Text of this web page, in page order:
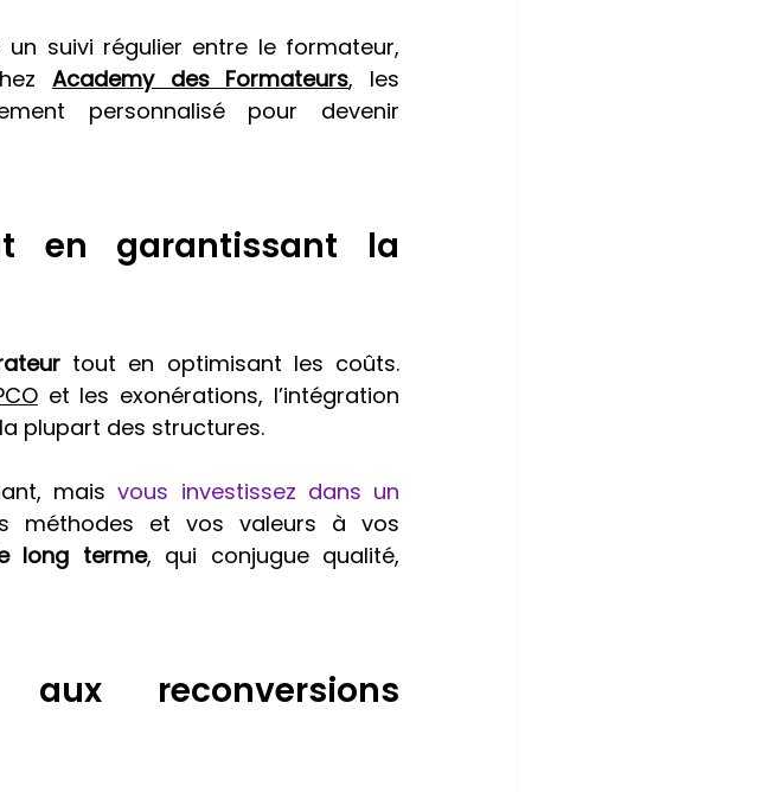
un suivi régulier entre le formateur,
Academy des Formateurs, les
personnalisé pour devenir
en garantissant la
tout en optimisant les coûts.
et les exonérations, l’intégration
plupart des structures.
mais vous investissez dans un
méthodes et vos valeurs à vos
long terme, qui conjugue qualité,
reconversions